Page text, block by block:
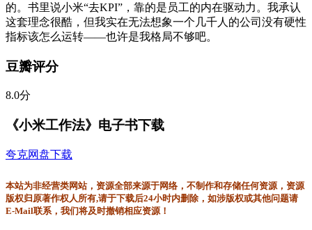
的。书里说小米“去KPI”，靠的是员工的内在驱动力。我承认
这套理念很酷，但我实在无法想象一个几千人的公司没有硬性
指标该怎么运转——也许是我格局不够吧。
豆瓣评分
8.0分
《小米工作法》电子书下载
夸克网盘下载
本站为非经营类网站，资源全部来源于网络，不制作和存储任何资源，资源
版权归原著作权人所有,请于下载后24小时内删除，如涉版权或其他问题请
E-Mail联系，我们将及时撤销相应资源！